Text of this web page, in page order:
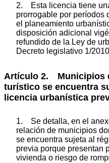
2. Esta licencia tiene
prorrogable por períodos
el planeamiento
disposición adicional
refundido de la Ley de
Decreto legislativo 1/
Artículo 2. Municipios
turístico se encuentra
licencia urbanística
1. Se detalla, en el
relación de municipios
se encuentra sujeta al
previa porque presentan
vivienda o riesgo de